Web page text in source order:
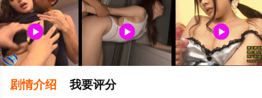
剧情介绍 我要评分